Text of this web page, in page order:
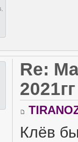
Re:
2021гг
Клëв